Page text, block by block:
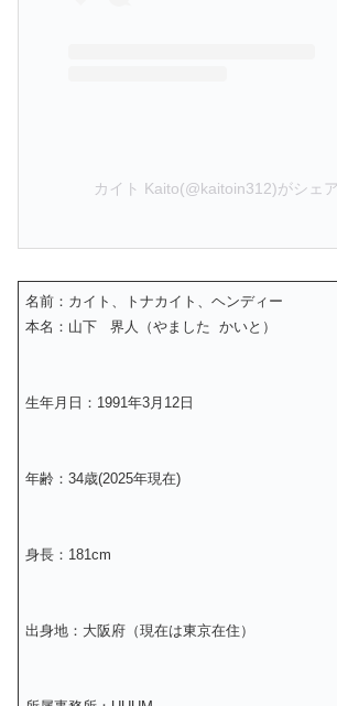
カイト Kaito(@kaitoin312)がシェ
名前：カイト、トナカイト、ヘンディー
本名：山下 界人（やました かいと）
生年月日：1991年3月12日
年齢：34歳(2025年現在)
身長：181cm
出身地：大阪府（現在は東京在住）